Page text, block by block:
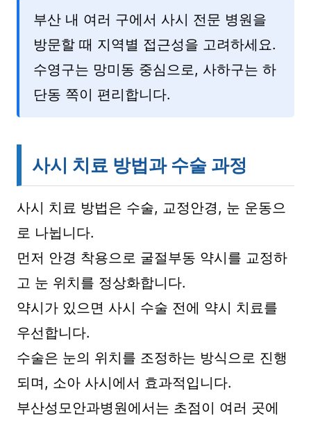
부산 내 여러 구에서 사시 전문 병원을
방문할 때 지역별 접근성을 고려하세요.
수영구는 망미동 중심으로, 사하구는 하
단동 쪽이 편리합니다.
사시 치료 방법과 수술 과정
사시 치료 방법은 수술, 교정안경, 눈 운동으
로 나뉩니다.
먼저 안경 착용으로 굴절부동 약시를 교정하
고 눈 위치를 정상화합니다.
약시가 있으면 사시 수술 전에 약시 치료를
우선합니다.
수술은 눈의 위치를 조정하는 방식으로 진행
되며, 소아 사시에서 효과적입니다.
부산성모안과병원에서는 초점이 여러 곳에